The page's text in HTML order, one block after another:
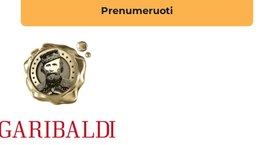
Prenumeruoti